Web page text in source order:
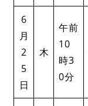
6
月
2
5
日
木
午前
10
時3
0分